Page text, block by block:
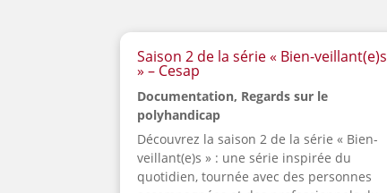
Saison 2 de la série « Bien-veillant(e)s
» – Cesap
Documentation, Regards sur le
polyhandicap
Découvrez la saison 2 de la série « Bien-
veillant(e)s » : une série inspirée du
quotidien, tournée avec des personnes